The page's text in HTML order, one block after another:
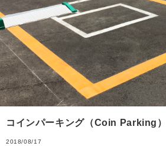
コインパーキング（Coin Parking）
2018/08/17